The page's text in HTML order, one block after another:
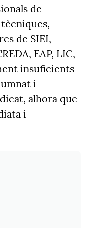
de
de SIEI,
EAP, LIC,
insuficients
i
alhora que
i